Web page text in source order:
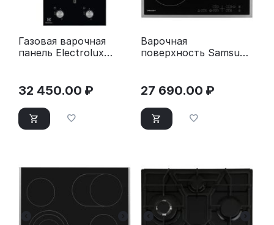
Газовая варочная
панель Electrolux
32 450.00 ₽
Варочная
поверхность Samsung
27 690.00 ₽